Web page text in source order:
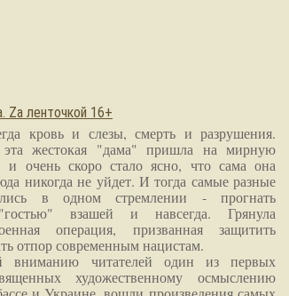
Zа ленточкой 16+
кровь и слезы, смерть и разрушения.
эта жестокая "дама" пришла на мирную
и очень скоро стало ясно, что сама она
никогда не уйдет. И тогда самые разные
в одном стремлении - прогнать
взашей и навсегда. Грянула
операция, призванная защитить
отпор современным нацистам.
вниманию читателей один из первых
художественному осмыслению